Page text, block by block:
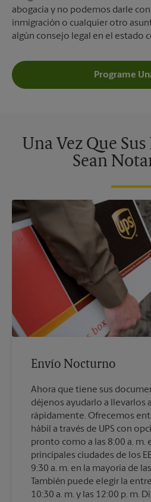
abogacía y no podemos darle
inmigración o cualquier otro
algún consejo legal en el estado
Programe
Una Vez Que
Sean
Envío Nocturno
Ahora que tiene sus
déjenos ayudarlo a llevarlos
rápidamente. Ofrecemos
hábil a través de UPS con
pronto como a las 8:00 a. m.
principales ciudades de los
9:30 a. m. en la mayoría de
También puede elegir la
10:30 a. m. y las 12:00 p. m.